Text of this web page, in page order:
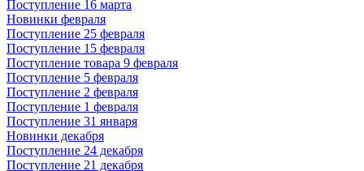
Поступление 16 марта
Новинки февраля
Поступление 25 февраля
Поступление 15 февраля
Поступление товара 9 февраля
Поступление 5 февраля
Поступление 2 февраля
Поступление 1 февраля
Поступление 31 января
Новинки декабря
Поступление 24 декабря
Поступление 21 декабря